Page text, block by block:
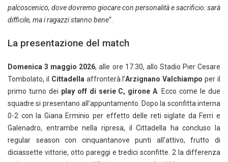
palcoscenico, dove dovremo giocare con personalità e sacrificio: sarà
difficile, ma i ragazzi stanno bene“.
La presentazione del match
Domenica 3 maggio 2026, alle ore 17.30, allo Stadio Pier Cesare
Tombolato, il Cittadella affronterà l’Arzignano Valchiampo per il
primo turno dei play off di serie C, girone A . Ecco come le due
squadre si presentano all’appuntamento. Dopo la sconfitta interna
0-2 con la Giana Erminio per effetto delle reti siglate da Ferri e
Galenadro, entrambe nella ripresa, il Cittadella ha concluso la
regular season con cinquantanove punti all’attivo, frutto di
diciassette vittorie, otto pareggi e tredici sconfitte. 2 la differenza